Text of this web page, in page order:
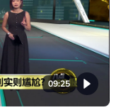
09:25